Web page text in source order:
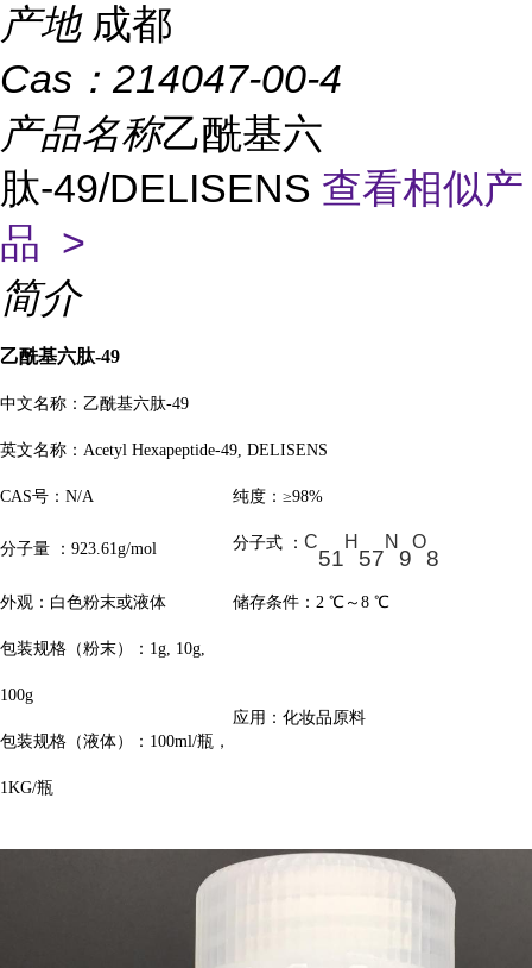
产地 成都
Cas： 214047-00-4
产品名称乙酰基六
肽-49/DELISENS 查看相似产
品 >
简介
乙酰基六肽-49
中文名称：乙酰基六肽-49
英文名称：Acetyl Hexapeptide-49, DELISENS
CAS号：N/A 纯度：≥98%
分子量 ：923.61g/mol 分子式 ： C
51
H
57
N
9
O
8
外观：白色粉末或液体 储存条件：2 ℃～8 ℃
包装规格（粉末）：1g, 10g,
100g
包装规格（液体）：100ml/瓶，
1KG/瓶
应用：化妆品原料